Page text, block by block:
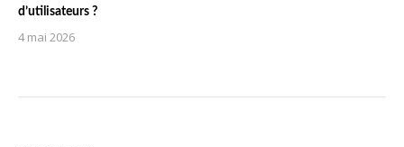
d’utilisateurs ?
4 mai 2026